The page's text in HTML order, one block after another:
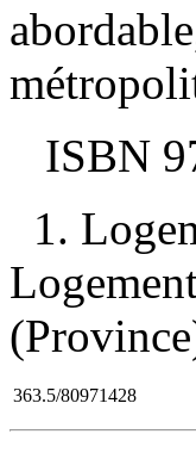
ISBN
1.
363.5/80971428